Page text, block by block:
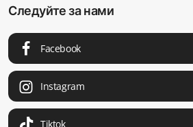
Следуйте за нами
Facebook
Instagram
Tiktok